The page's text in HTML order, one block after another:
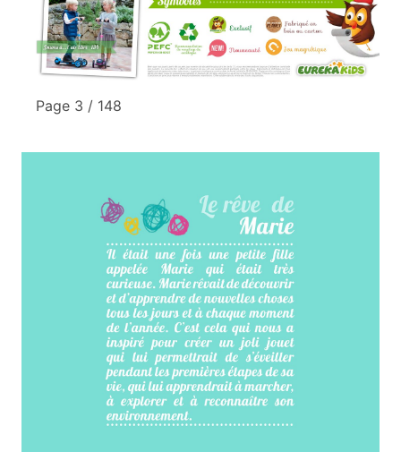
Page 3 / 148